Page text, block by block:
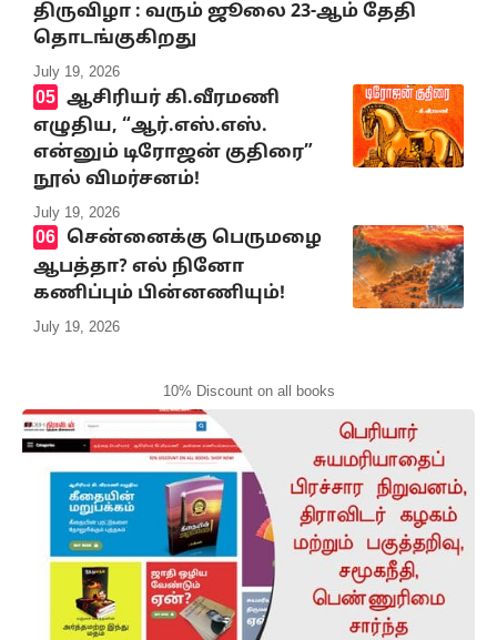
திருவிழா : வரும் ஜூலை 23-ஆம் தேதி
தொடங்குகிறது
July 19, 2026
ஆசிரியர் கி.வீரமணி
எழுதிய, “ஆர்.எஸ்.எஸ்.
என்னும் டிரோஜன் குதிரை”
நூல் விமர்சனம்!
July 19, 2026
சென்னைக்கு பெருமழை
ஆபத்தா? எல் நினோ
கணிப்பும் பின்னணியும்!
July 19, 2026
10% Discount on all books